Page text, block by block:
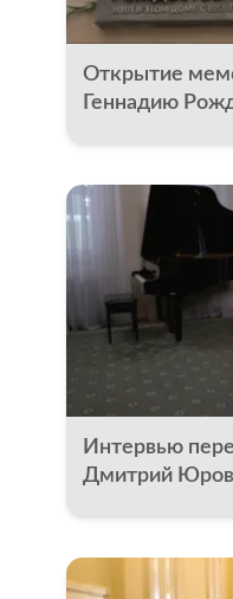
Открытие
Геннадию
Интервью
Дмитрий